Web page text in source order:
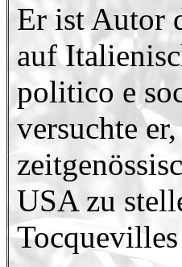
Er ist Autor
auf
politico e
versuchte
USA zu